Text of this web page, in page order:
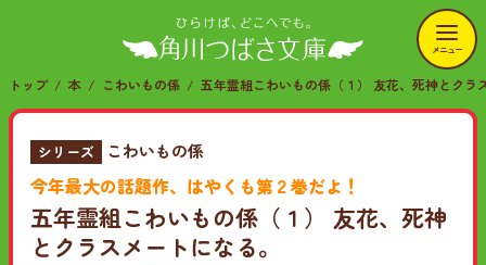
メニュー
トップ 本 こわいもの係 五年霊組こわいもの係（１） 友花、死神とクラ
シリーズ こわいもの係
今年最大の話題作、はやくも第２巻だよ！
五年霊組こわいもの係（１） 友花、死神
とクラスメートになる。